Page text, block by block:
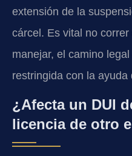
extensión de la
cárcel. Es vital no
manejar, el camino
restringida con la ayuda
¿Afecta un DUI
licencia de otro